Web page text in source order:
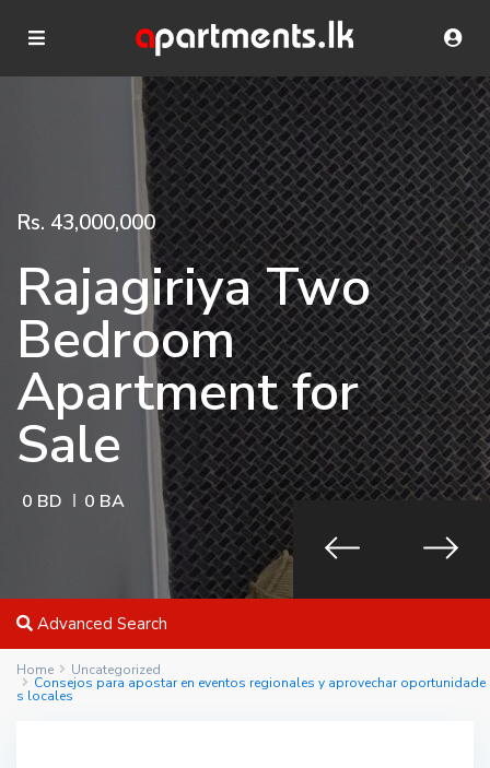
Rs. 43,000,000
Rajagiriya Two
Bedroom
Apartment for
Sale
0 BD 0 BA
Advanced Search
Home Uncategorized
Consejos para apostar en eventos regionales y aprovechar oportunidade
s locales